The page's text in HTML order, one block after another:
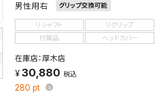
男性用右 グリップ交換可能
リシャフト
リグリップ
付属品
ヘッドカバー
在庫店：厚木店
30,880 税込
280 pt